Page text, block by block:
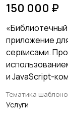
150 000 ₽
приложение
сервисами.
и JavaScript-
Тематика
Услуги